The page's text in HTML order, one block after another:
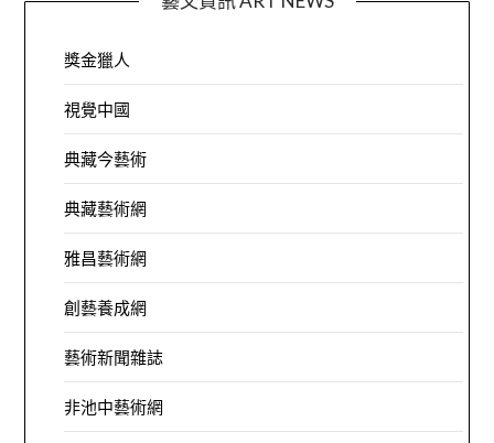
獎金獵人
視覺中國
典藏今藝術
典藏藝術網
雅昌藝術網
創藝養成網
藝術新聞雜誌
非池中藝術網